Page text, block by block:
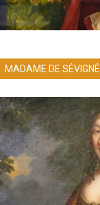
MADAME DE SÉVIGNÉ